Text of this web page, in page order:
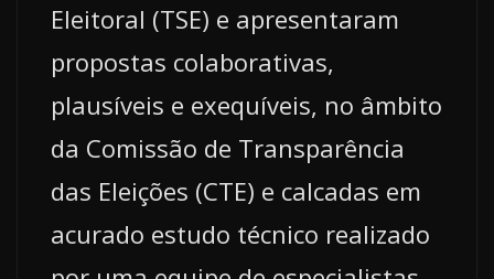
Eleitoral (TSE) e apresentaram
propostas colaborativas,
plausíveis e exequíveis, no âmbito
da Comissão de Transparência
das Eleições (CTE) e calcadas em
acurado estudo técnico realizado